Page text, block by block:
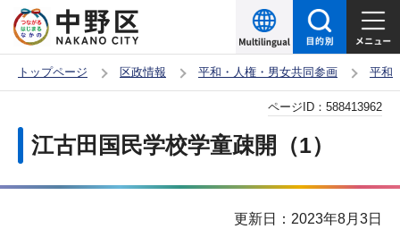
の
ー
頭
トップページ 区政情報 平和・人権・男女共同参画 平和
江古田国民学校学童疎開（1）
ページID： 588413962
更新日：2023年8月3日